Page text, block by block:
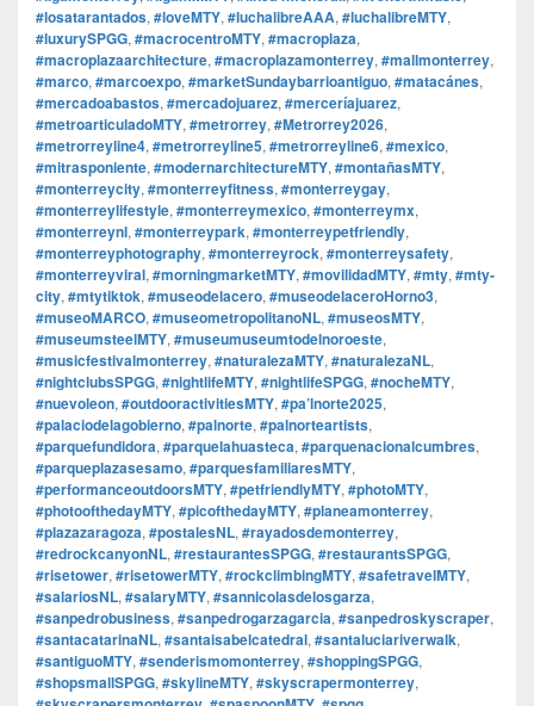
#losatarantados, #loveMTY, #luchalibreAAA, #luchalibreMTY,
#luxurySPGG, #macrocentroMTY, #macroplaza,
#macroplazaarchitecture, #macroplazamonterrey, #mallmonterrey,
#marco, #marcoexpo, #marketSundaybarrioantiguo, #matacánes,
#mercadoabastos, #mercadojuarez, #merceríajuarez,
#metroarticuladoMTY, #metrorrey, #Metrorrey2026,
#metrorreyline4, #metrorreyline5, #metrorreyline6, #mexico,
#mitrasponiente, #modernarchitectureMTY, #montañasMTY,
#monterreycity, #monterreyfitness, #monterreygay,
#monterreylifestyle, #monterreymexico, #monterreymx,
#monterreynl, #monterreypark, #monterreypetfriendly,
#monterreyphotography, #monterreyrock, #monterreysafety,
#monterreyviral, #morningmarketMTY, #movilidadMTY, #mty, #mty-
city, #mtytiktok, #museodelacero, #museodelaceroHorno3,
#museoMARCO, #museometropolitanoNL, #museosMTY,
#museumsteelMTY, #museumuseumtodelnoroeste,
#musicfestivalmonterrey, #naturalezaMTY, #naturalezaNL,
#nightclubsSPGG, #nightlifeMTY, #nightlifeSPGG, #nocheMTY,
#nuevoleon, #outdooractivitiesMTY, #pa’lnorte2025,
#palaciodelagobierno, #palnorte, #palnorteartists,
#parquefundidora, #parquelahuasteca, #parquenacionalcumbres,
#parqueplazasesamo, #parquesfamiliaresMTY,
#performanceoutdoorsMTY, #petfriendlyMTY, #photoMTY,
#photoofthedayMTY, #picofthedayMTY, #planeamonterrey,
#plazazaragoza, #postalesNL, #rayadosdemonterrey,
#redrockcanyonNL, #restaurantesSPGG, #restaurantsSPGG,
#risetower, #risetowerMTY, #rockclimbingMTY, #safetravelMTY,
#salariosNL, #salaryMTY, #sannicolasdelosgarza,
#sanpedrobusiness, #sanpedrogarzagarcia, #sanpedroskyscraper,
#santacatarinaNL, #santaisabelcatedral, #santaluciariverwalk,
#santiguoMTY, #senderismomonterrey, #shoppingSPGG,
#shopsmallSPGG, #skylineMTY, #skyscrapermonterrey,